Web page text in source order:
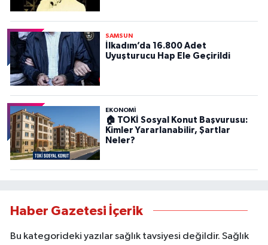
SAMSUN
İlkadım’da 16.800 Adet
Uyuşturucu Hap Ele Geçirildi
EKONOMİ
🏠 TOKİ Sosyal Konut Başvurusu:
Kimler Yararlanabilir, Şartlar
Neler?
Haber Gazetesi İçerik
Bu kategorideki yazılar sağlık tavsiyesi değildir. Sağlık